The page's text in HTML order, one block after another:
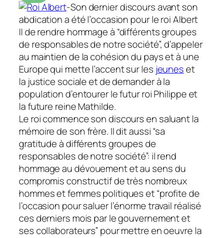
-Son dernier discours avant son
abdication a été l’occasion pour le roi Albert
II de rendre hommage à “différents groupes
de responsables de notre société”, d’appeler
au maintien de la cohésion du pays et à une
Europe qui mette l’accent sur les jeuneset
la justice sociale et de demander à la
population d’entourer le futur roi Philippe et
la future reine Mathilde.
Le roi commence son discours en saluant la
mémoire de son frère. Il dit aussi “sa
gratitude à différents groupes de
responsables de notre société”: il rend
hommage au dévouement et au sens du
compromis constructif de très nombreux
hommes et femmes politiques et “profite de
l’occasion pour saluer l’énorme travail réalisé
ces derniers mois par le gouvernement et
ses collaborateurs” pour mettre en oeuvre la